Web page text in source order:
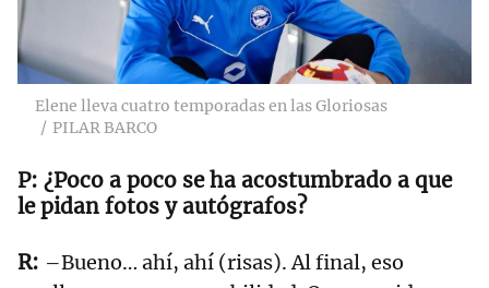
Elene lleva cuatro temporadas en las Gloriosas
PILAR BARCO
¿Poco a poco se ha acostumbrado a que
le pidan fotos y autógrafos?
–Bueno… ahí, ahí (risas). Al final, eso